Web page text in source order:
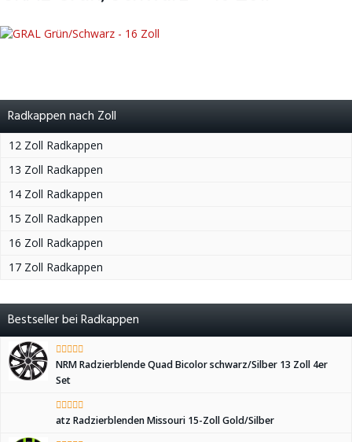
Radkappen nach Zoll
12 Zoll Radkappen
13 Zoll Radkappen
14 Zoll Radkappen
15 Zoll Radkappen
16 Zoll Radkappen
17 Zoll Radkappen
Bestseller bei Radkappen
NRM Radzierblende Quad Bicolor schwarz/Silber 13 Zoll 4er
Set
atz Radzierblenden Missouri 15-Zoll Gold/Silber